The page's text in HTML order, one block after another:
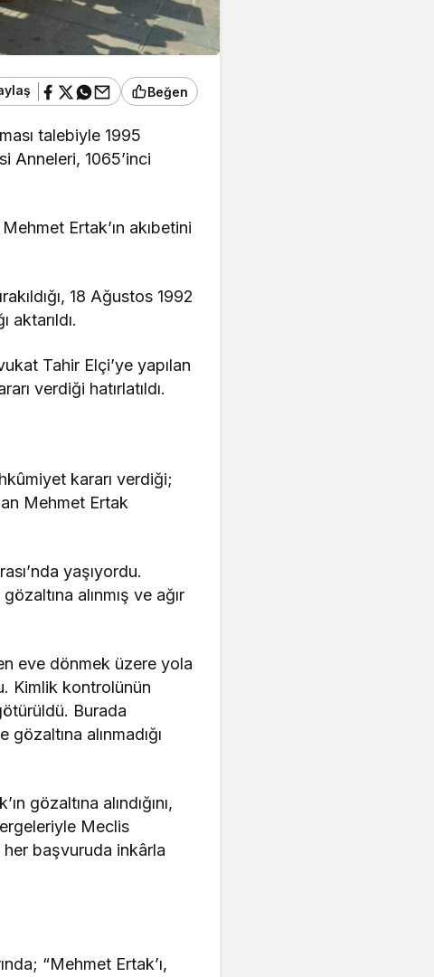
Beğen
talebiyle 1995
Anneleri, 1065’inci
Ertak’ın akıbetini
18 Ağustos 1992
aktarıldı.
Tahir Elçi’ye yapılan
verdiği hatırlatıldı.
kararı verdiği;
Mehmet Ertak
yaşıyordu.
alınmış ve ağır
eve dönmek üzere yola
Kimlik kontrolünün
Burada
alınmadığı
gözaltına alındığını,
Meclis
her başvuruda inkârla
“Mehmet Ertak’ı,